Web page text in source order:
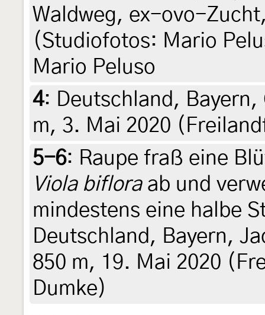
Waldweg, ex-ovo-
(Studiofotos: Mario
Mario Peluso
4: Deutschland,
m, 3. Mai 2020
5-6: Raupe fraß eine
Viola bifloraab und
mindestens eine halbe
Deutschland, Bayern,
850 m, 19. Mai 2020
Dumke)